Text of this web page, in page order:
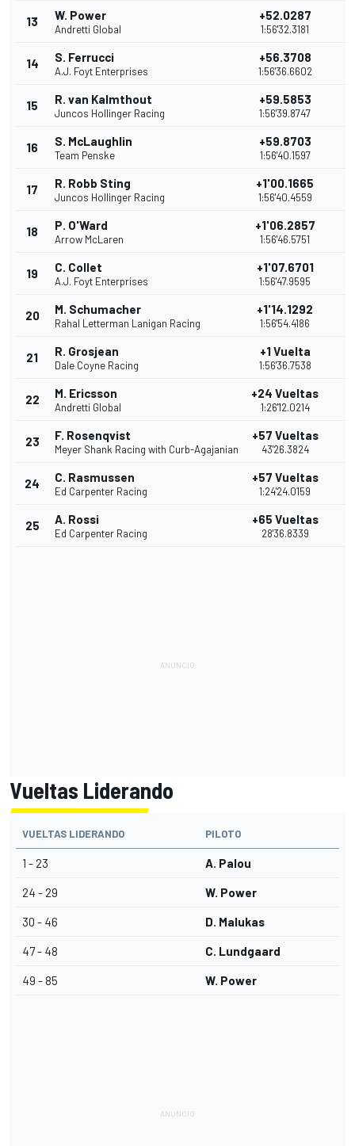
13 W. Power
Andretti Global
+52.0287
1:56'32.3181
14 S. Ferrucci
A.J. Foyt Enterprises
+56.3708
1:56'36.6602
15 R. van Kalmthout
Juncos Hollinger Racing
+59.5853
1:56'39.8747
16 S. McLaughlin
Team Penske
+59.8703
1:56'40.1597
17 R. Robb Sting
Juncos Hollinger Racing
+1'00.1665
1:56'40.4559
18 P. O'Ward
Arrow McLaren
+1'06.2857
1:56'46.5751
19 C. Collet
A.J. Foyt Enterprises
+1'07.6701
1:56'47.9595
20 M. Schumacher
Rahal Letterman Lanigan Racing
+1'14.1292
1:56'54.4186
21 R. Grosjean
Dale Coyne Racing
+1 Vuelta
1:56'36.7538
22 M. Ericsson
Andretti Global
+24 Vueltas
1:26'12.0214
23 F. Rosenqvist
Meyer Shank Racing with Curb-Agajanian
+57 Vueltas
43'26.3824
24 C. Rasmussen
Ed Carpenter Racing
+57 Vueltas
1:24'24.0159
25 A. Rossi
Ed Carpenter Racing
+65 Vueltas
28'36.8339
Vueltas Liderando
VUELTAS LIDERANDO PILOTO
1 - 23 A. Palou
24 - 29 W. Power
30 - 46 D. Malukas
47 - 48 C. Lundgaard
49 - 85 W. Power